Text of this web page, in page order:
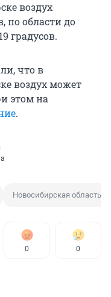
воздух
по области до
градусов.
что в
воздух может
этом на
.
Новосибирская область
0 0